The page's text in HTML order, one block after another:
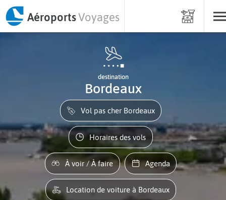
AéroportsVoyages
destination
Bordeaux
Vol pas cher Bordeaux
Horaires des vols
À voir / À faire Agenda
Location de voiture à Bordeaux